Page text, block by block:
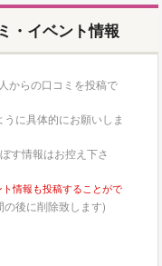
・イベント情報
からの口コミを投稿で
に具体的にお願いしま
す情報はお控え下さ
情報も投稿することがで
後に削除致します)